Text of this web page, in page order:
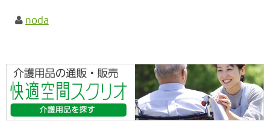
noda